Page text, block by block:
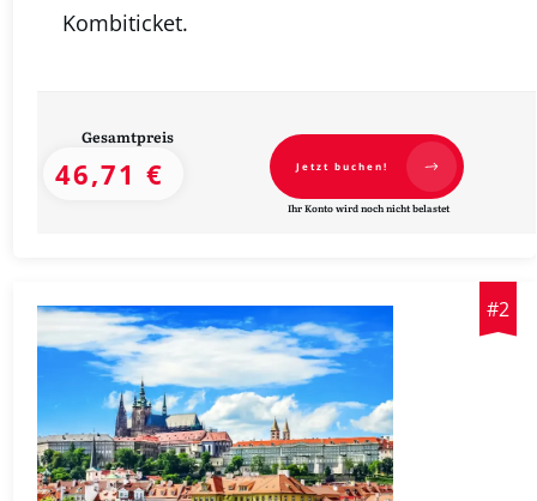
Kombiticket.
Gesamtpreis
46,71 € Jetzt buchen!
Ihr Konto wird noch nicht belastet
#2